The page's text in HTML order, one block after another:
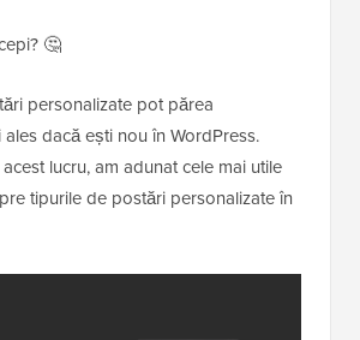
🤔
personalizate pot părea
ales dacă ești nou în WordPress.
lucru, am adunat cele mai utile
tipurile de postări personalizate în